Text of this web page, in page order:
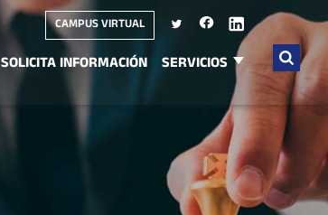
CAMPUS VIRTUAL
SOLICITA INFORMACIÓN SERVICIOS
Buscar
por: